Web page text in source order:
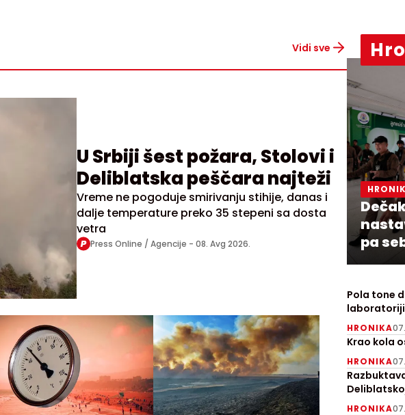
Vidi sve
U Srbiji šest požara, Stolovi i
Deliblatska peščara najteži
Vreme ne pogoduje smirivanju stihije, danas i
dalje temperature preko 35 stepeni sa dosta
vetra
Press Online / Agencije - 08. Avg 2026.
pa
Pola tone
laboratoriji
HRONIKA
Krao kola
HRONIKA
pepelu
HRONIKA